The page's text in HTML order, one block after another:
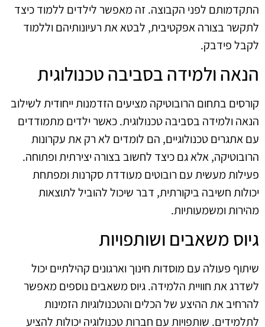
התקדמותם לפני הקבוצה. זה מאפשר לילדים ללמוד כיצד
לתקשר בצורה אפקטיבית, לבטא את רעיונותיהם וללמוד
לקבל פידבק.
הנאה ולמידה בסביבה טכנולוגית
קורסים בתחום הרובוטיקה מציעים הזדמנות ייחודית לשילוב
הנאה ולמידה בסביבה טכנולוגית. כאשר ילדים מתמודדים
עם אתגרים טכנולוגיים, הם לומדים לא רק את עקרונות
הרובוטיקה, אלא גם כיצד לחשוב בצורה יצירתית ופתוחה.
פעילות מעשית עם רובוטים מעודדת סקרנות ומפתחת
יכולות חשיבה ביקורתית, דבר שיכול להוביל לתוצאות
מהירות ומשמעותיות.
גיוס משאבים ושותפויות
שיתוף פעולה עם מוסדות חינוך וארגונים קהילתיים יכול
לשדרג את חוויית הלמידה. גיוס משאבים נוספים מאפשר
להרחיב את ההיצע של הכלים והטכנולוגיות הזמינות
לתלמידים. שותפויות עם חברות טכנולוגיה יכולות להציע